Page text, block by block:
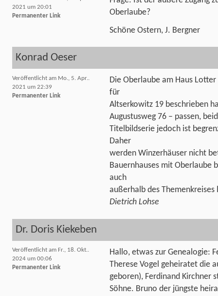
2021 um 20:01
Permanenter Link
Oberlaube?
Schöne Ostern, J. Bergner
Konrad Oeser
Veröffentlicht am Mo., 5. Apr..
2021 um 22:39
Permanenter Link
Die Oberlaube am Haus
für
Altserkowitz 19 beschrieben
Augustusweg 76 – passen,
Titelbildserie jedoch ist
Daher
werden Winzerhäuser nicht
Bauernhauses mit Oberlaube
auch
außerhalb des Themenkreises
Dietrich Lohse
Dr. Doris Kiekeben
Veröffentlicht am Fr., 18. Okt..
2024 um 00:06
Permanenter Link
Hallo, etwas zur Genealogie:
Therese Vogel geheiratet die
geboren), Ferdinand Kirchner
Söhne. Bruno der jüngste